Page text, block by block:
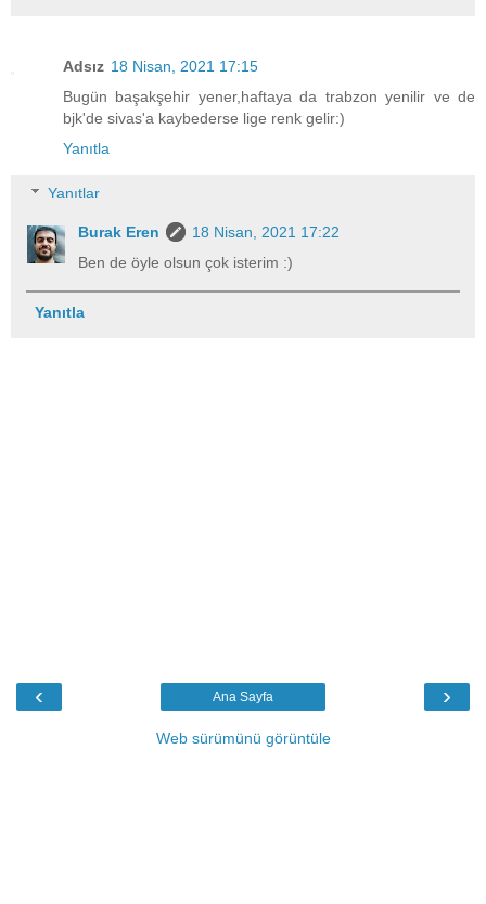
Adsız 18 Nisan, 2021 17:15
Bugün başakşehir yener,haftaya da trabzon yenilir ve de
bjk'de sivas'a kaybederse lige renk gelir:)
Yanıtla
Yanıtlar
Burak Eren
18 Nisan, 2021 17:22
Ben de öyle olsun çok isterim :)
Yanıtla
‹ ›
Ana Sayfa
Web sürümünü görüntüle